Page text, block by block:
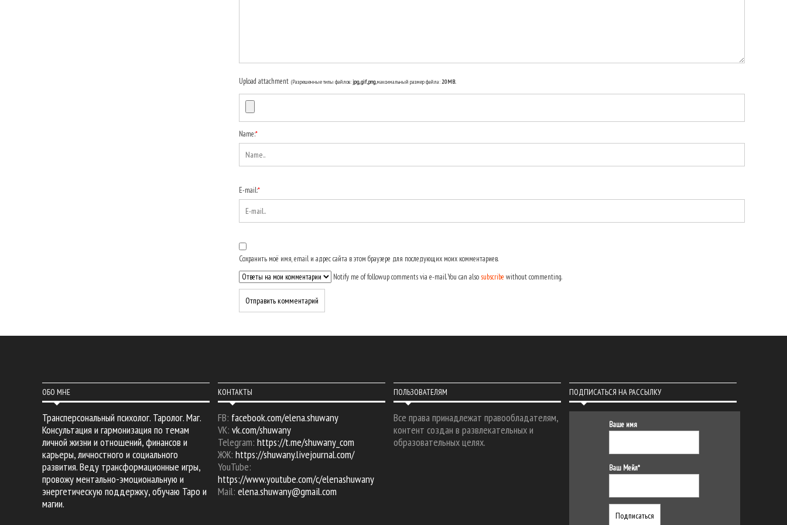
Upload attachment (Разрешенные типы файлов:jpg, gif, png, максимальный размер файла:20MB.
Name:*
E-mail:*
Сохранить моё имя, email и адрес сайта в этом браузере для последующих моих комментариев.
Notify me of followup comments via e-mail. You can also subscribe without commenting.
ОБО МНЕ
Трансперсональный психолог. Таролог. Маг.
Консультация и гармонизация по темам
личной жизни и отношений, финансов и
карьеры, личностного и социального
развития. Веду трансформационные игры,
провожу ментально-эмоциональную и
энергетическую поддержку, обучаю Таро и
магии.
КОНТАКТЫ
FB: facebook.com/elena.shuwany
VK: vk.com/shuwany
Telegram: https://t.me/shuwany_com
ЖЖ: https://shuwany.livejournal.com/
YouTube:
https://www.youtube.com/c/elenashuwany
Mail: elena.shuwany@gmail.com
ПОЛЬЗОВАТЕЛЯМ
Все права принадлежат правообладателям,
контент создан в развлекательных и
образовательных целях.
ПОДПИСАТЬСЯ НА РАССЫЛКУ
Ваше имя
Ваш Мейл*